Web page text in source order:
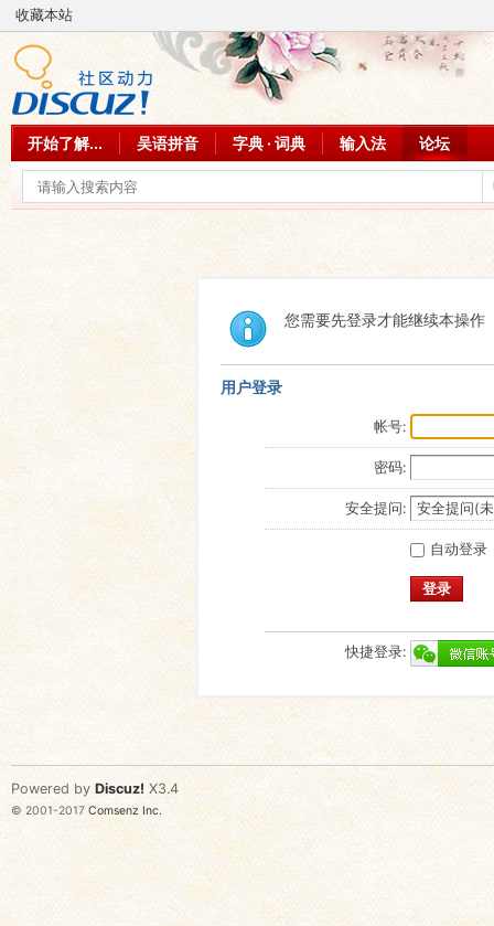
收藏本站
开始了解... 吴语拼音 字典 · 词典 输入法 论坛
您需要先登录才能继续本操作
用户登录
帐号:
密码:
安全提问:
自动登录
登录
快捷登录:
Powered by Discuz! X3.4
© 2001-2017 Comsenz Inc.